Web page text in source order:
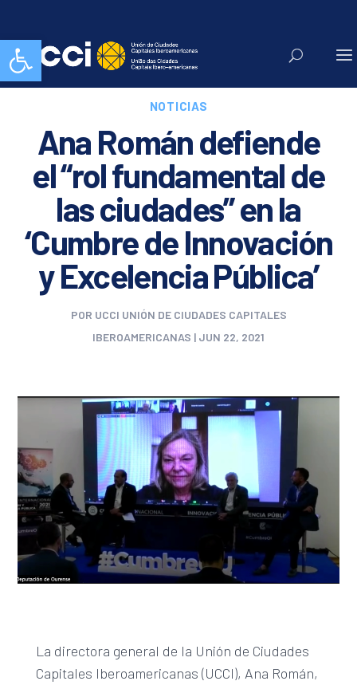
Abrir barra de herramientas
NOTICIAS
Ana Román defiende
el “rol fundamental de
las ciudades” en la
‘Cumbre de Innovación
y Excelencia Pública’
POR UCCI UNIÓN DE CIUDADES CAPITALES
IBEROAMERICANAS | JUN 22, 2021
La directora general de la Unión de Ciudades
Capitales Iberoamericanas (UCCI), Ana Román,